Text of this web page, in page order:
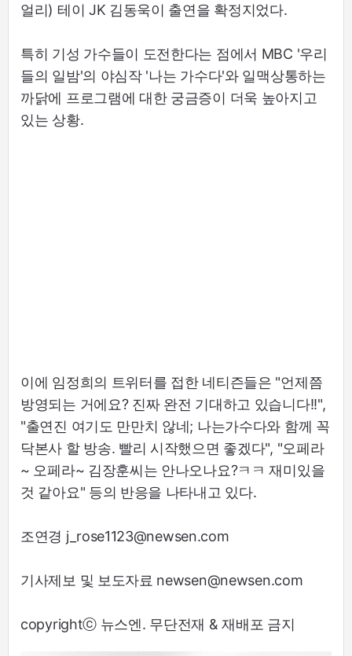
얼리) 테이 JK 김동욱이 출연을 확정지었다.
특히 기성 가수들이 도전한다는 점에서 MBC '우리
들의 일밤'의 야심작 '나는 가수다'와 일맥상통하는
까닭에 프로그램에 대한 궁금증이 더욱 높아지고
있는 상황.
이에 임정희의 트위터를 접한 네티즌들은 "언제쯤
방영되는 거에요? 진짜 완전 기대하고 있습니다!!",
"출연진 여기도 만만치 않네; 나는가수다와 함께 꼭
닥본사 할 방송. 빨리 시작했으면 좋겠다", "오페라
~ 오페라~ 김장훈씨는 안나오나요?ㅋㅋ 재미있을
것 같아요" 등의 반응을 나타내고 있다.
조연경 j_rose1123@newsen.com
기사제보 및 보도자료 newsen@newsen.com
copyrightⓒ 뉴스엔. 무단전재 & 재배포 금지